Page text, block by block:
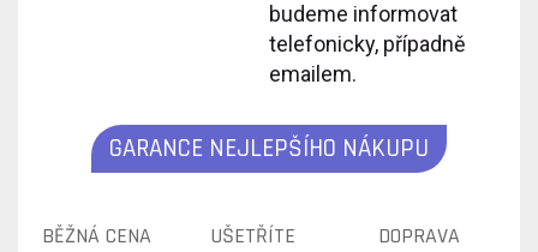
budeme informovat
telefonicky, případně
emailem.
GARANCE NEJLEPŠÍHO NÁKUPU
BĚŽNÁ CENA UŠETŘÍTE DOPRAVA